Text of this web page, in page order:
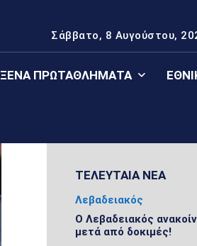
Σάββατο, 8 Αυγούστου,
ΞΈΝΑ ΠΡΩΤΑΘΛΉΜΑΤΑ
ΤΕΛΕΥΤΑΙΑ ΝΕΑ
Λεβαδειακός
Ο Λεβαδειακός
μετά από δοκιμές!